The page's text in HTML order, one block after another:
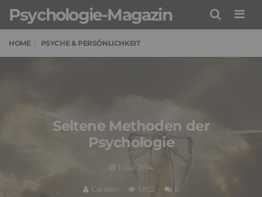
Psychologie-Magazin
HOME PSYCHE & PERSÖNLICHKEIT
Seltene Methoden der
Psychologie
1. Juli 2014
Carsten 1,852 0